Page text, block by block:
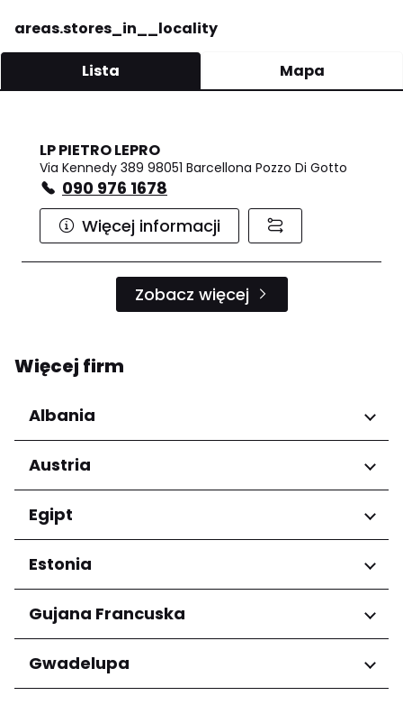
areas.stores_in__locality
Lista Mapa
LP PIETRO LEPRO
Via Kennedy 389 98051 Barcellona Pozzo Di Gotto
090 976 1678
Więcej informacji
Zobacz więcej
Więcej firm
Albania
Regiony
Qarku i Tiranës
Austria
Regiony
Niederösterreich
Salzburg
Wien
Egipt
Regiony
Kair
Estonia
Regiony
Harju maakond
Tartu maakond
Gujana Francuska
Regiony
Arrondissement de Cayenne
Gwadelupa